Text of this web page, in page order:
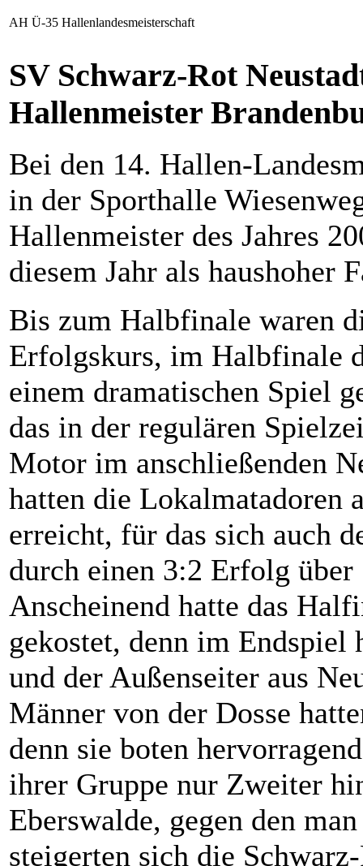
AH Ü-35 Hallenlandesmeisterschaft
SV Schwarz-Rot
Hallenmeister
Bei den 14. Hallen-
in der Sporthalle
Hallenmeister des Jahres
diesem Jahr als haushoher
Bis zum Halbfinale waren
Erfolgskurs, im Halbfinale
einem dramatischen Spiel
das in der regulären
Motor im anschließenden
hatten die Lokalmatadoren
erreicht, für das sich auch
durch einen 3:2 Erfolg
Anscheinend hatte das
gekostet, denn im Endspiel
und der Außenseiter aus
Männer von der Dosse
denn sie boten
ihrer Gruppe nur Zweiter
Eberswalde, gegen den
steigerten sich die